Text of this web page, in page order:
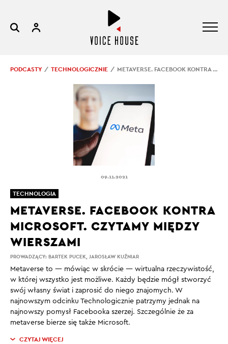
PODCASTY TECHNOLOGICZNIE METAVERSE. FACEBOOK KONTRA MICROSOFT. CZYTAMY MIĘDZY WIERSZAMI
09.11.2021
PROWADZĄCY: BARTEK PUCEK, JAROSŁAW KUŹNIAR
METAVERSE. FACEBOOK KONTRA
MICROSOFT. CZYTAMY MIĘDZY
WIERSZAMI
Metaverse to — mówiąc w skrócie — wirtualna rzeczywistość,
w której wszystko jest możliwe. Każdy będzie mógł stworzyć
swój własny świat i zaprosić do niego znajomych. W
najnowszym odcinku Technologicznie patrzymy jednak na
najnowszy pomysł Facebooka szerzej. Szczególnie że za
metaverse bierze się także Microsoft.
CZYTAJ WIĘCEJ
TECHNOLOGIA